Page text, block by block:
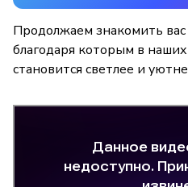
Продолжаем знакомить
благодаря которым в
становится светлее и